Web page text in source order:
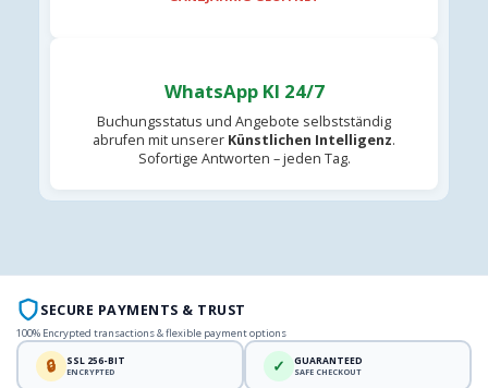
WhatsApp KI 24/7
Buchungsstatus und Angebote selbstständig
abrufen mit unserer Künstlichen Intelligenz.
Sofortige Antworten – jeden Tag.
SECURE PAYMENTS & TRUST
100% Encrypted transactions & flexible payment options
🔒 SSL 256-BIT
ENCRYPTED ✓ GUARANTEED
SAFE CHECKOUT